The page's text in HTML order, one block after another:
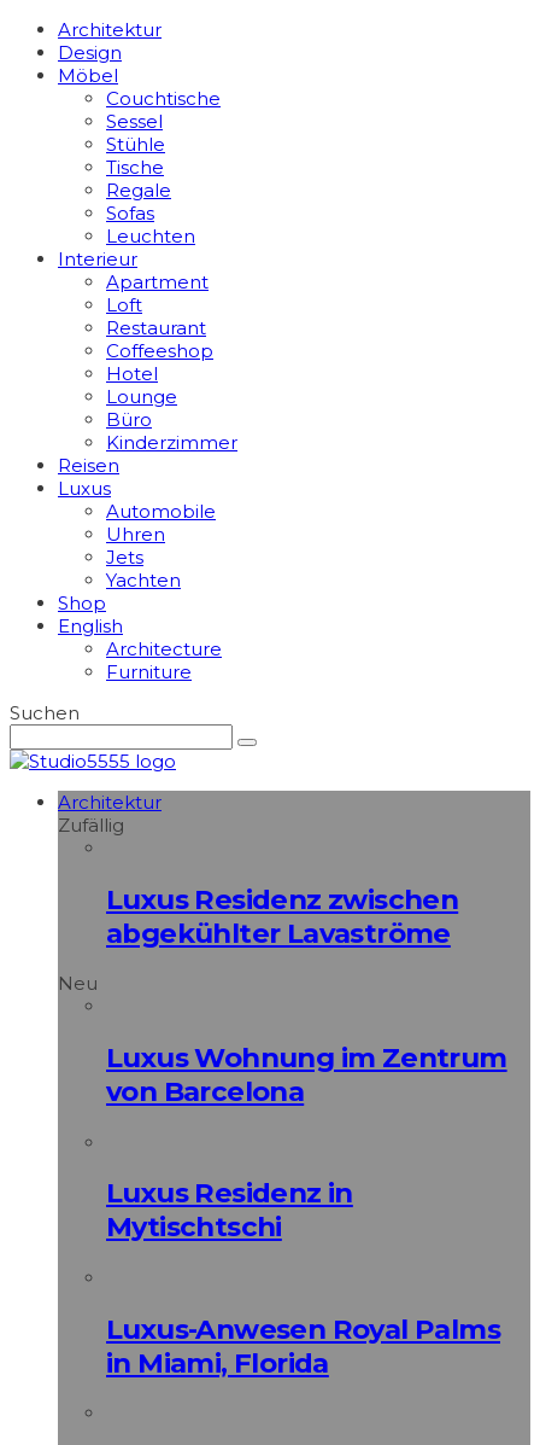
Architektur
Design
Möbel
Couchtische
Sessel
Stühle
Tische
Regale
Sofas
Leuchten
Interieur
Apart­ment
Loft
Restaurant
Coffeeshop
Hotel
Lounge
Büro
Kinderzimmer
Reisen
Luxus
Automobile
Uhren
Jets
Yachten
Shop
English
Architecture
Furniture
Suchen
Architektur
Zufällig
Luxus Residenz zwischen
abgekühlter Lavaströme
Neu
Luxus Wohnung im Zentrum
von Barcelona
Luxus Residenz in
Mytischtschi
Luxus-Anwesen Royal Palms
in Miami, Florida